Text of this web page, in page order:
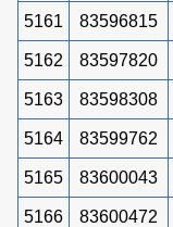
5161 83596815
5162 83597820
5163 83598308
5164 83599762
5165 83600043
5166 83600472